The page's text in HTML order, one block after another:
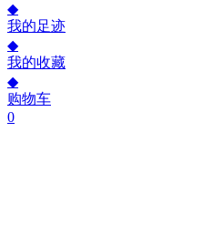
◆
我的足迹
◆
我的收藏
◆
购物车
0